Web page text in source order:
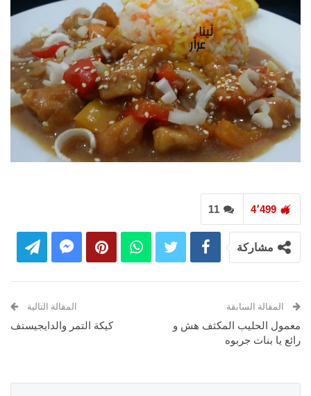
11 4٬499
مشاركة
المقالة السابقة
معمول الحليب المكثف هش و
رائع يا بنات جربوه
المقالة التالية
كيكة التمر والدايجيستف